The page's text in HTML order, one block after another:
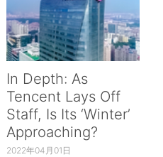
In Depth: As
Tencent Lays Off
Staff, Is Its ‘Winter’
Approaching?
2022年04月01日